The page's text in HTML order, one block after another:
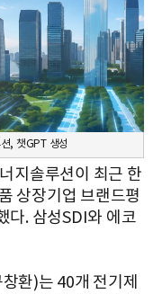
, 챗GPT 생성
지솔루션이 최근 한
상장기업 브랜드평
다. 삼성SDI와 에코
환)는 40개 전기제